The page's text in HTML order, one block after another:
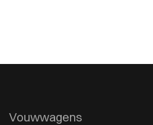
Vouwwagens